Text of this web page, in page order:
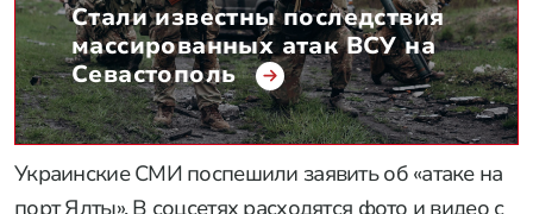
Стали известны последствия
массированных атак ВСУ на
Севастополь
Украинские СМИ поспешили заявить об «атаке на
порт Ялты». В соцсетях расходятся фото и видео с